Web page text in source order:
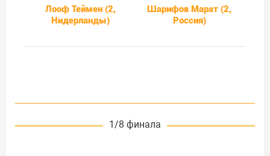
Лооф Теймен (2,
Нидерланды)
Шарифов Марат (2,
Россия)
1/8 финала